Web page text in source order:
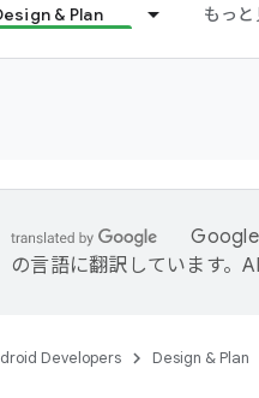
& Plan もっと
の言語に翻訳しています。
Developers Design & Plan